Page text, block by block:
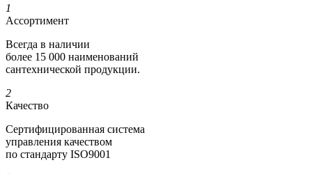
1
Ассортимент
Всегда в наличии
более 15 000 наименований
сантехнической продукции.
2
Качество
Сертифициро­ванная система
управления качеством
по стандарту ISO9001